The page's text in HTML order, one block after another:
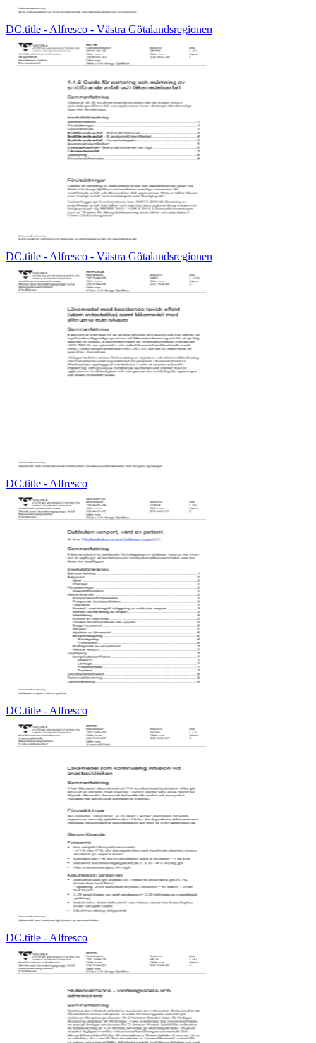
DC.title - Alfresco - Västra Götalandsregionen
DC.title - Alfresco - Västra Götalandsregionen
DC.title - Alfresco
DC.title - Alfresco
DC.title - Alfresco